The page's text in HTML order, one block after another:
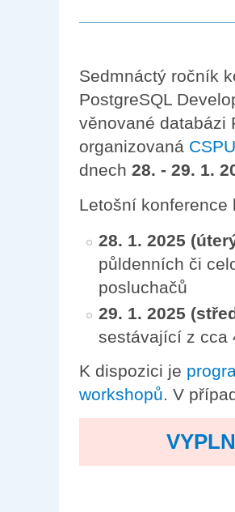
Sedmnáctý ročník
PostgreSQL
věnované databázi
organizovaná
dnech 28. - 29. 1.
Letošní
28. 1. 2025
půldenních či
posluchačů
29. 1. 2025
sestávající z cca
K dispozici je
workshopů. V